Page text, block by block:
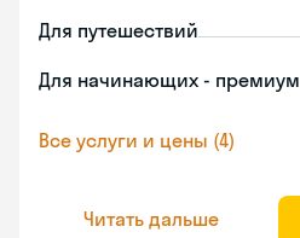
Для путешествий
Для начинающих - премиум
Все услуги и цены (4)
Читать дальше